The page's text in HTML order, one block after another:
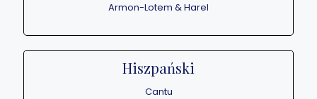
Armon-Lotem & Harel
Hiszpański
Cantu